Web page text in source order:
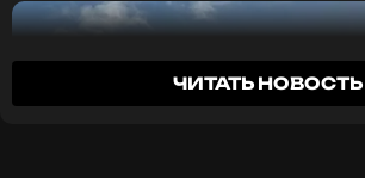
чтобы оставаться в
ЧИТАТЬ НОВОСТЬ